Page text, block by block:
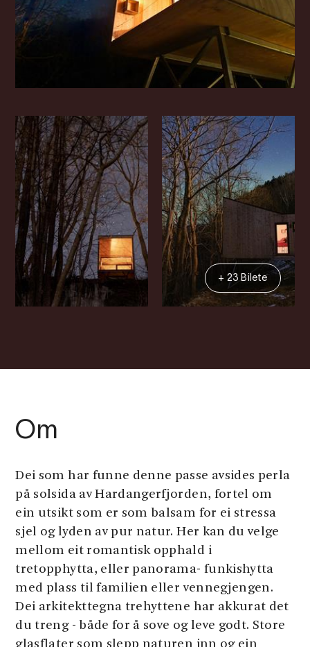
+ 23 Bilete
Om
Dei som har funne denne passe avsides perla
på solsida av Hardangerfjorden, fortel om
ein utsikt som er som balsam for ei stressa
sjel og lyden av pur natur. Her kan du velge
mellom eit romantisk opphald i
tretopphytta, eller panorama- funkishytta
med plass til familien eller vennegjengen.
Dei arkitekttegna trehyttene har akkurat det
du treng - både for å sove og leve godt. Store